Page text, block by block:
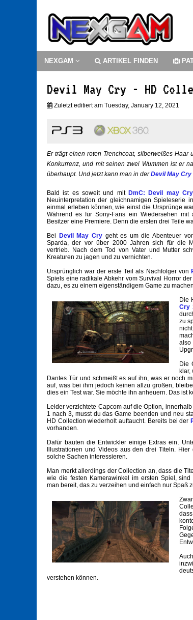
NEXGAM ARTIKEL FINDEN
Devil May Cry - HD
Zuletzt editiert am Tuesday, January 12, 2021
Er trägt einen roten Trenchcoat, silberweißes
Konkurrenz, und mit seinen zwei Wummen ist er
überhaupt. Und jetzt kann man in derDevil May
Bald ist es soweit und mit DmC: Devil may Cry
Neuinterpretation der gleichnamigen Spieleserie
einmal erleben können, wie einst die Ursprünge
Während es für Sony-Fans ein Wiedersehen
Besitzer eine Premiere. Denn die ersten drei Teile
Bei
Devil May Crygeht es um die Abenteuer
Sparda, der vor über 2000 Jahren sich für die
vertrieb. Nach dem Tod von Vater und Mutter
Kreaturen zu jagen und zu vernichten.
Ursprünglich war der erste Teil als Nachfolger von
Spiels eine radikale Abkehr vom Survival Horror
dazu, es zu einem eigenständigem Game zu
Die
Cry
zu
also
Die
klar,
Dantes Tür und schmeißt es auf ihn, was er noch
auf, was bei ihm jedoch keinen allzu großen,
dies ein Test war. Sie möchte ihn anheuern. Das
Leider verzichtete Capcom auf die Option,
1 nach 3, musst du das Game beenden und neu
HD Collection wiederholt auftaucht. Bereits bei der
vorhanden.
Dafür bauten die Entwickler einige Extras ein.
Illustrationen und Videos aus den drei Titeln.
solche Sachen interessieren.
Man merkt allerdings der Collection an, dass die
wie die festen Kamerawinkel im ersten Spiel,
man bereit, das zu verzeihen und einfach nur Spaß
verstehen können.